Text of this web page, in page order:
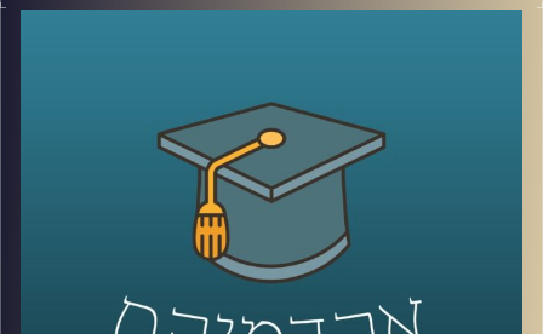
מדובר בויכוח עתיק למדי עם המון דעות ומחקרים לכאן ולכאן.
שהיא יכולה לשנות אפילו את מראה הפנים שלנו.
אז על זה ועוד תדבר איתנו היום ד״ר יונת צוובנר, בית ספר
אריסון למנהל עסקים, אוניברסיטת רייכמן.
AudioVersity